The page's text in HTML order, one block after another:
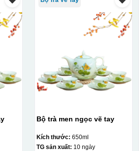
lót lụa
Bộ trà men ngọc vẽ tay
Kích thước: 650ml
TG sản xuất: 10 ngày